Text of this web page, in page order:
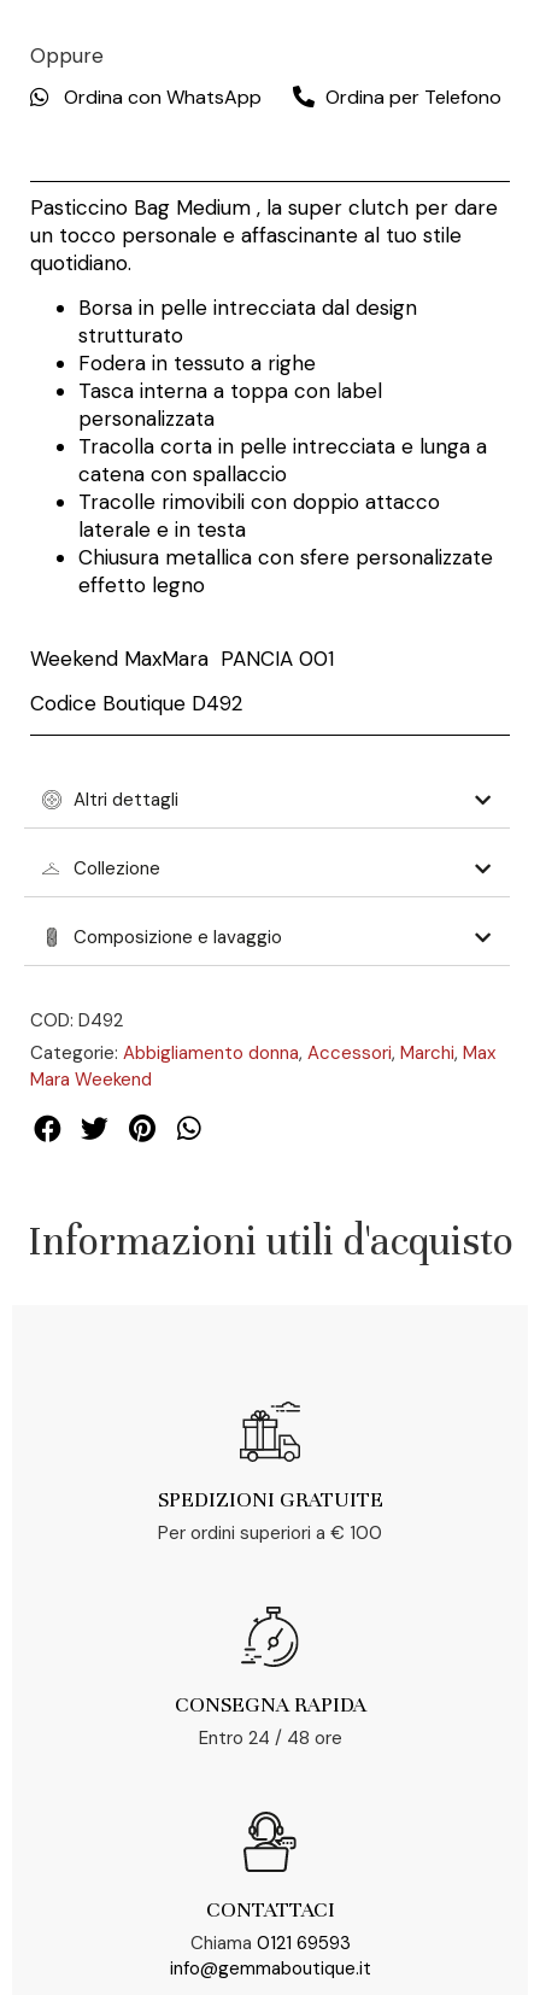
Oppure
Ordina con WhatsApp Ordina per Telefono
Pasticcino Bag Medium , la super clutch per dare
un tocco personale e affascinante al tuo stile
quotidiano.
Borsa in pelle intrecciata dal design
strutturato
Fodera in tessuto a righe
Tasca interna a toppa con label
personalizzata
Tracolla corta in pelle intrecciata e lunga a
catena con spallaccio
Tracolle rimovibili con doppio attacco
laterale e in testa
Chiusura metallica con sfere personalizzate
effetto legno
Weekend MaxMara PANCIA 001
Codice Boutique D492
Altri dettagli
Collezione
Composizione e lavaggio
COD: D492
Categorie: Abbigliamento donna, Accessori, Marchi, Max
Mara Weekend
Informazioni utili d'acquisto
SPEDIZIONI GRATUITE
Per ordini superiori a € 100
CONSEGNA RAPIDA
Entro 24 / 48 ore
CONTATTACI
Chiama 0121 69593
info@gemmaboutique.it